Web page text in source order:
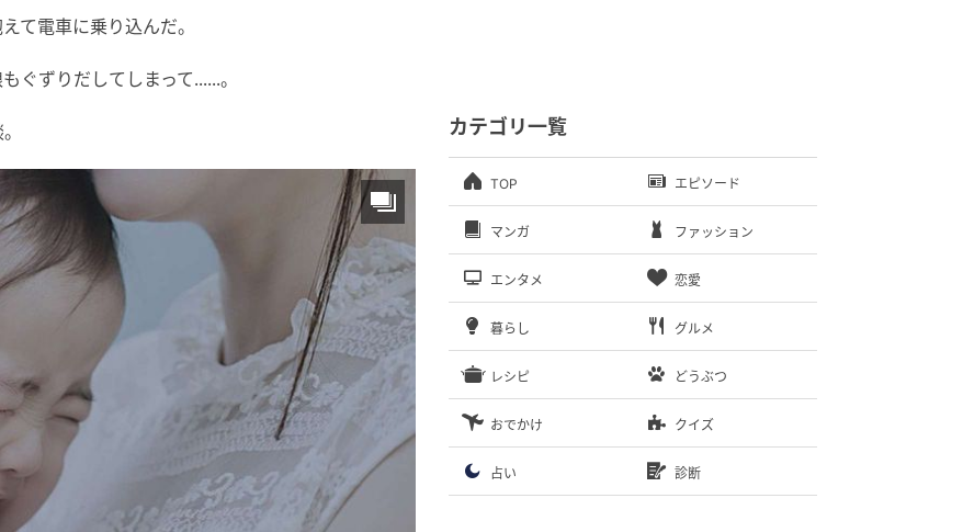
て電車に乗り込んだ。
ぐずりだしてしまって......。
カテゴリ一覧
TOP エピソード
マンガ ファッション
エンタメ 恋愛
暮らし グルメ
レシピ どうぶつ
おでかけ クイズ
占い 診断